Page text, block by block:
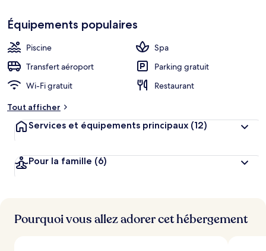
Équipements populaires
Piscine
Spa
Transfert aéroport
Parking gratuit
Wi-Fi gratuit
Restaurant
Tout afficher
Services et équipements principaux (12)
Pour la famille (6)
Pourquoi vous allez adorer cet hébergement